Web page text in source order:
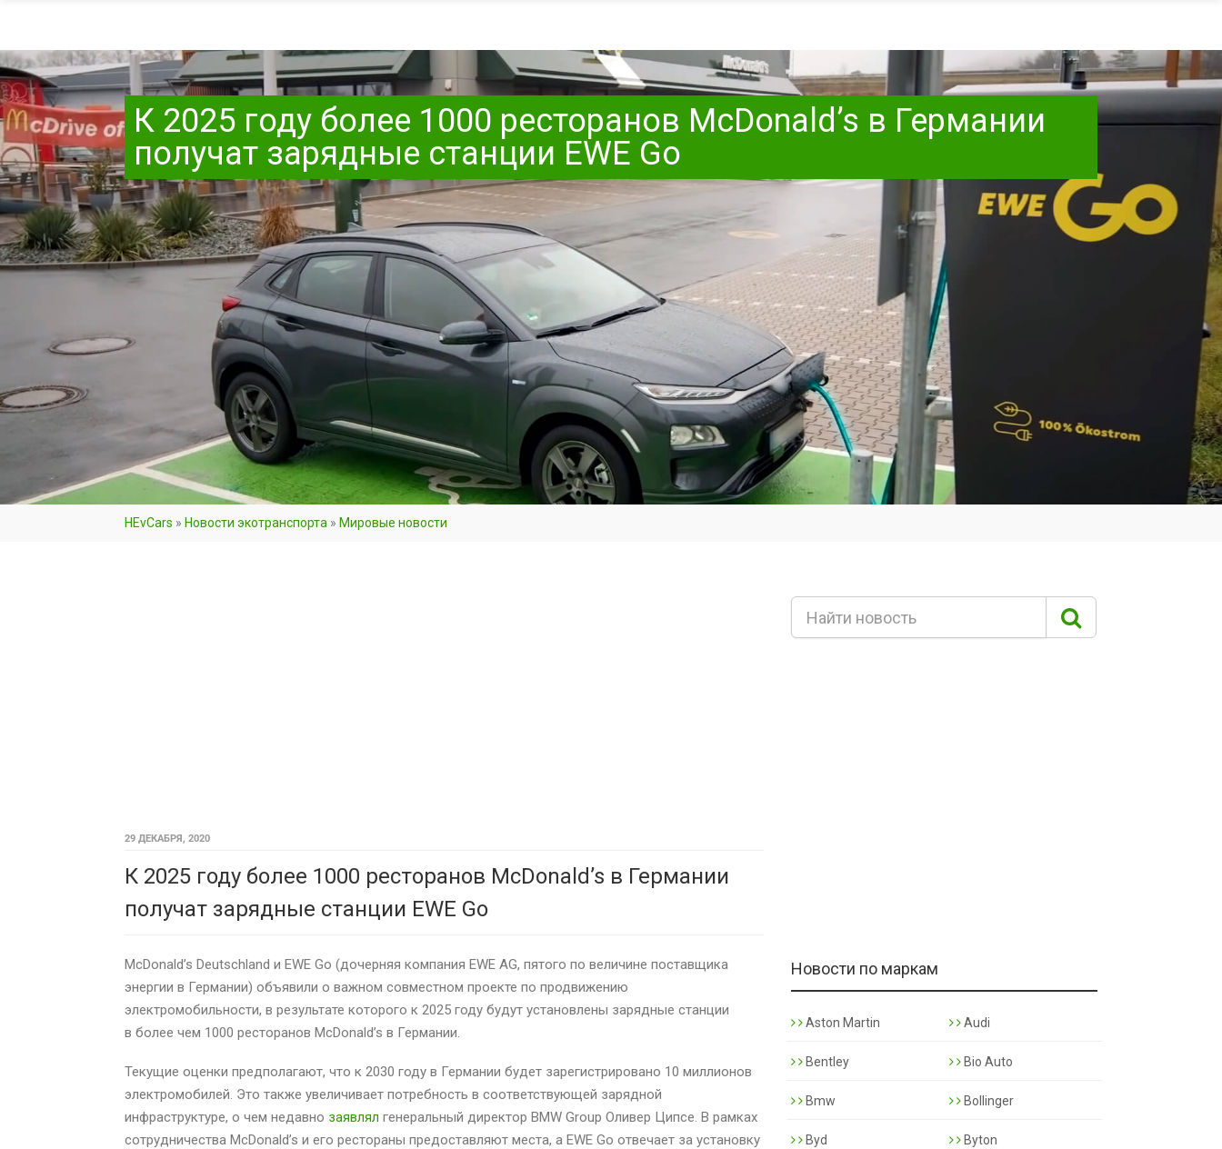
К 2025 году более 1000 ресторанов McDonald’s в Германии
получат зарядные станции EWE Go
HEvCars » Новости экотранспорта » Мировые новости
29 ДЕКАБРЯ, 2020
К 2025 году более 1000 ресторанов McDonald’s в Германии
получат зарядные станции EWE Go
McDonald’s Deutschland и EWE Go (дочерняя компания EWE AG, пятого по величине поставщика
энергии в Германии) объявили о важном совместном проекте по продвижению
электромобильности, в результате которого к 2025 году будут установлены зарядные станции
в более чем 1000 ресторанов McDonald’s в Германии.
Текущие оценки предполагают, что к 2030 году в Германии будет зарегистрировано 10 миллионов
электромобилей. Это также увеличивает потребность в соответствующей зарядной
инфраструктуре, о чем недавно заявлял генеральный директор BMW Group Оливер Ципсе. В рамках
сотрудничества McDonald’s и его рестораны предоставляют места, а EWE Go отвечает за установку
Новости по маркам
Aston Martin Audi
Bentley Bio Auto
Bmw Bollinger
Byd Byton